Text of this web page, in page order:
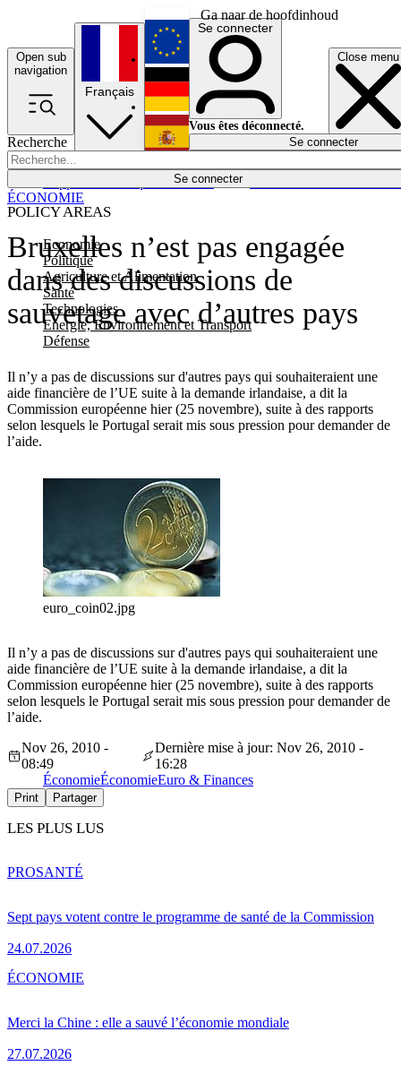
Ga naar de hoofdinhoud
Open sub
navigation
Close menu
Recherche
Se connecter
POLICY AREAS
Economie
Politique
Agriculture et Alimentation
Santé
Technologies
Energie, Environnement et Transport
Défense
Économie
Français
English
Deutsch
Español
Se connecter
Vous êtes déconnecté.
Se connecter
Bruxelles n’est pas engagée
dans des discussions de
sauvetage avec d’autres pays
Il n’y a pas de discussions sur d'autres pays qui souhaiteraient une
aide financière de l’UE suite à la demande irlandaise, a dit la
Commission européenne hier (25 novembre), suite à des rapports
selon lesquels le Portugal serait mis sous pression pour demander de
l’aide.
ÉCONOMIE
euro_coin02.jpg
Il n’y a pas de discussions sur d'autres pays qui souhaiteraient une
aide financière de l’UE suite à la demande irlandaise, a dit la
Commission européenne hier (25 novembre), suite à des rapports
selon lesquels le Portugal serait mis sous pression pour demander de
l’aide.
Nov 26, 2010 -
08:49
Dernière mise à jour: Nov 26, 2010 -
16:28
ÉconomieÉconomieEuro & Finances
Print Partager
LES PLUS LUS
Sept pays votent contre le programme de santé de la Commission
24.07.2026
PROSANTÉ
Merci la Chine : elle a sauvé l’économie mondiale
27.07.2026
ÉCONOMIE